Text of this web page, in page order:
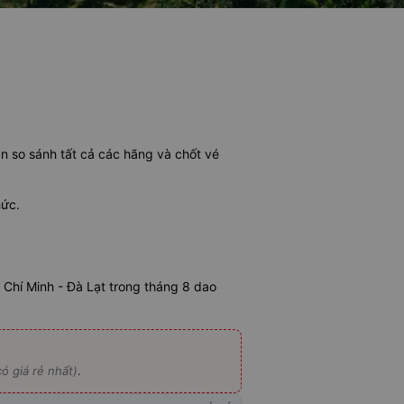
so sánh tất cả các hãng và chốt vé
Minh - Đà Lạt trong tháng 8 dao
giá rẻ nhất).